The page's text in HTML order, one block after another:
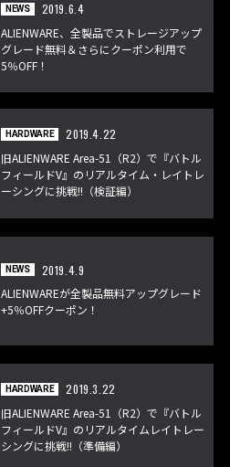
NEWS
2019.6.4
ALIENWARE、全製品でストレージアップ
グレード無料＆さらにクーポン利用で
5％OFF！
HARDWARE
2019.4.22
旧ALIENWARE Area-51（R2）で『バトル
フィールドV』のリアルタイム・レイトレ
ーシングに挑戦!!（検証編）
NEWS
2019.4.9
ALIENWAREが全製品無料アップグレード
+5％OFFクーポン！
HARDWARE
2019.3.22
旧ALIENWARE Area-51（R2）で『バトル
フィールドV』のリアルタイムレイトレー
シングに挑戦!!（準備編）